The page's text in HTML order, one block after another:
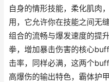
自身的情形技能，柔化肌肉
用，它允许你在技能之间无
组合的流畅与爆发速度的提
拳，增加暴击伤害的核心
击率，同样必满，这两个
高爆伤的输出特色，霸体护